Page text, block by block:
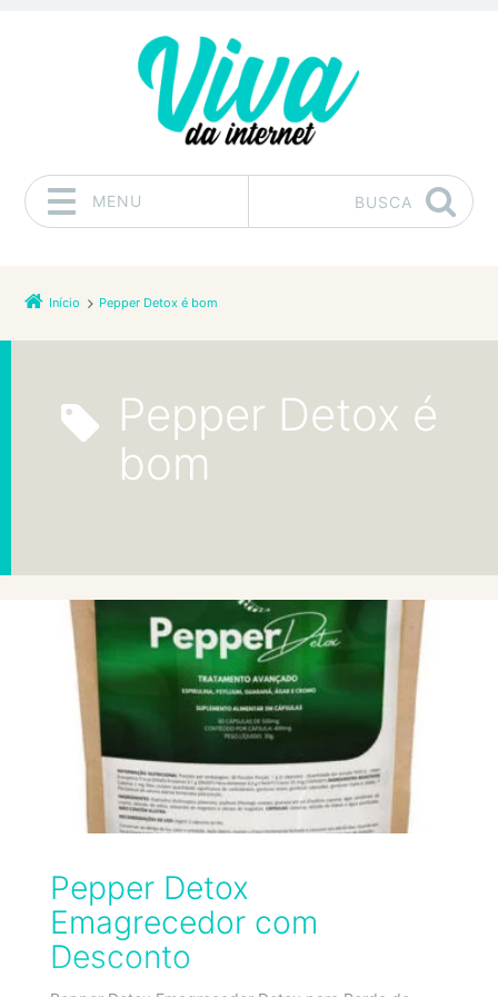
MENU BUSCA
Início Pepper Detox é bom
Pepper Detox é
bom
Pepper Detox
Emagrecedor com
Desconto